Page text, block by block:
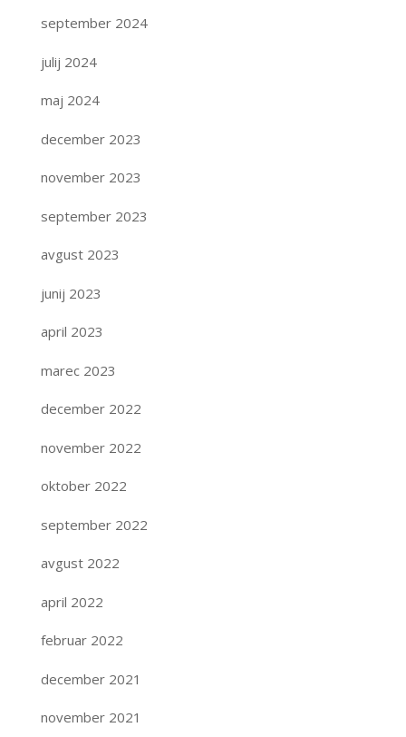
september 2024
julij 2024
maj 2024
december 2023
november 2023
september 2023
avgust 2023
junij 2023
april 2023
marec 2023
december 2022
november 2022
oktober 2022
september 2022
avgust 2022
april 2022
februar 2022
december 2021
november 2021